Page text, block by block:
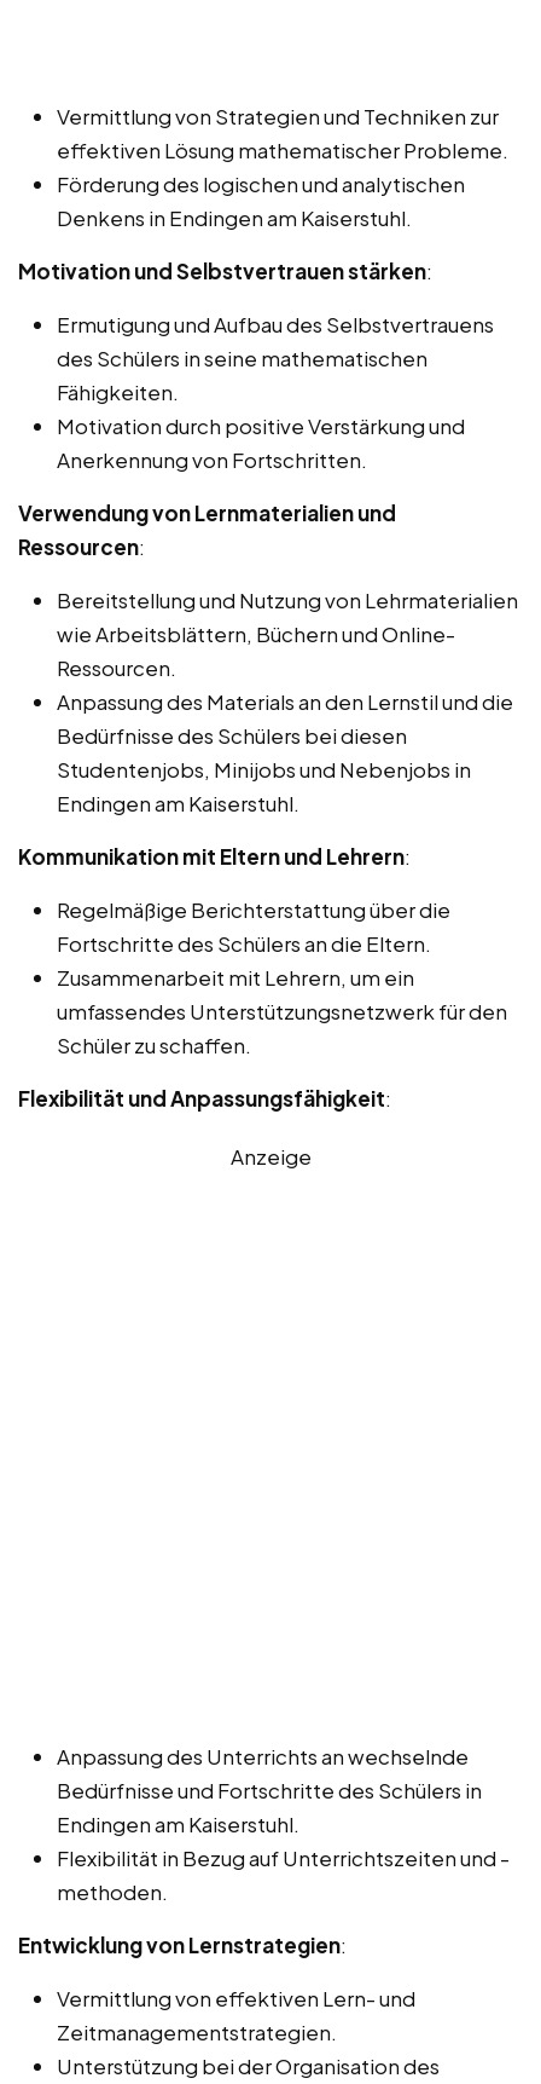
Vermittlung von Strategien und Techniken zur
effektiven Lösung mathematischer Probleme.
Förderung des logischen und analytischen
Denkens in Endingen am Kaiserstuhl.
Motivation und Selbstvertrauen stärken:
Ermutigung und Aufbau des Selbstvertrauens
des Schülers in seine mathematischen
Fähigkeiten.
Motivation durch positive Verstärkung und
Anerkennung von Fortschritten.
Verwendung von Lernmaterialien und
Ressourcen:
Bereitstellung und Nutzung von Lehrmaterialien
wie Arbeitsblättern, Büchern und Online-
Ressourcen.
Anpassung des Materials an den Lernstil und die
Bedürfnisse des Schülers bei diesen
Studentenjobs, Minijobs und Nebenjobs in
Endingen am Kaiserstuhl.
Kommunikation mit Eltern und Lehrern:
Regelmäßige Berichterstattung über die
Fortschritte des Schülers an die Eltern.
Zusammenarbeit mit Lehrern, um ein
umfassendes Unterstützungsnetzwerk für den
Schüler zu schaffen.
Flexibilität und Anpassungsfähigkeit:
Anzeige
Anpassung des Unterrichts an wechselnde
Bedürfnisse und Fortschritte des Schülers in
Endingen am Kaiserstuhl.
Flexibilität in Bezug auf Unterrichtszeiten und -
methoden.
Entwicklung von Lernstrategien:
Vermittlung von effektiven Lern- und
Zeitmanagementstrategien.
Unterstützung bei der Organisation des